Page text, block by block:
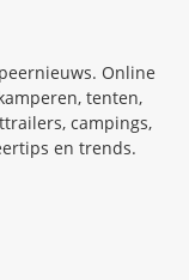
Online
tenten,
campings,
en trends.